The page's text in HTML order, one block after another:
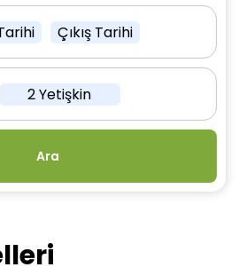
Çıkış Tarihi
2 Yetişkin
Ara